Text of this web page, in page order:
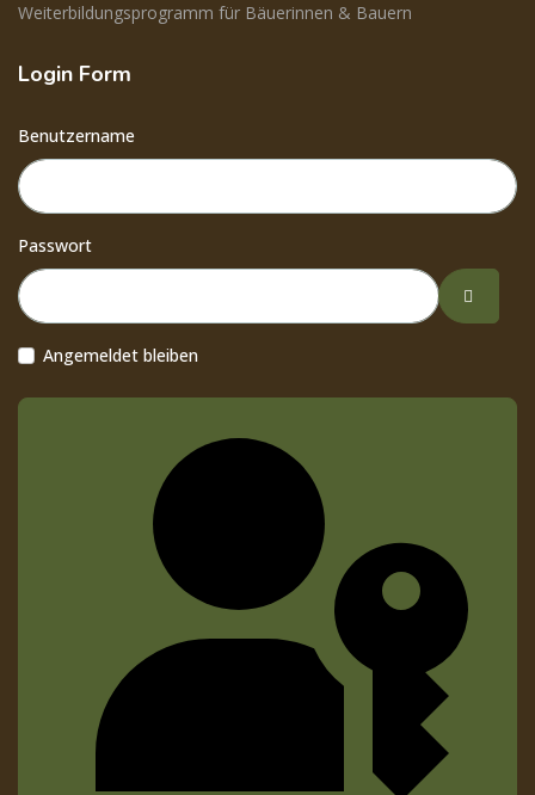
Weiterbildungsprogramm für Bäuerinnen & Bauern
Login Form
Benutzername
Passwort
Angemeldet bleiben